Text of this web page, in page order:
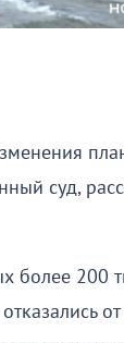
суд,
более 200